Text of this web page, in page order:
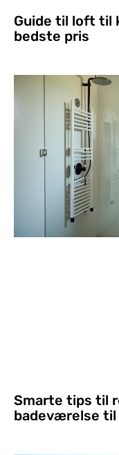
Guide til loft til
bedste pris
Smarte tips til
badeværelse